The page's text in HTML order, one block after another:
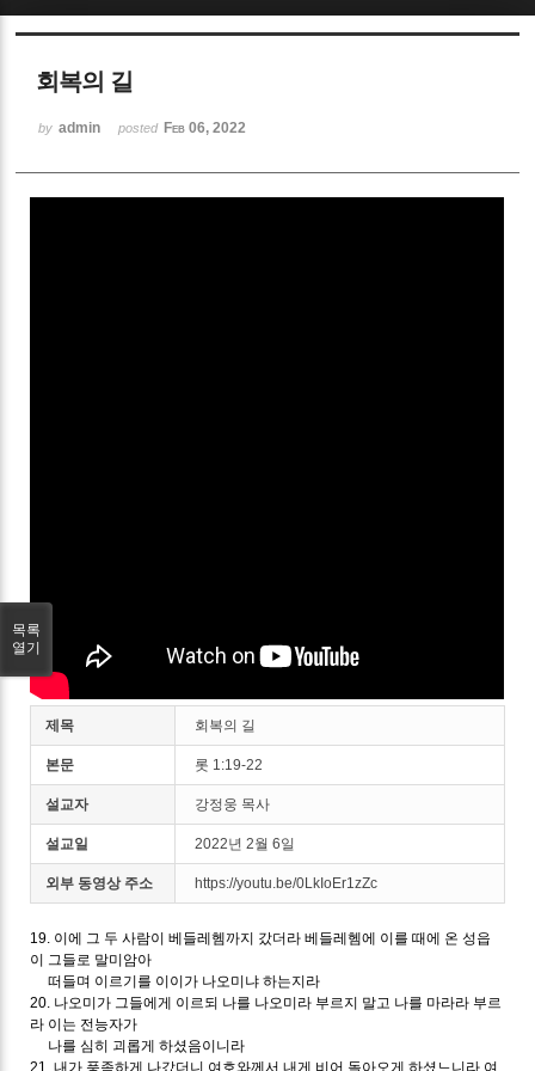
회복의 길
by admin posted Feb 06, 2022
제목 회복의 길
본문 롯 1:19-22
설교자 강정웅 목사
설교일 2022년 2월 6일
외부 동영상 주소 https://youtu.be/0LkIoEr1zZc
19. 이에 그 두 사람이 베들레헴까지 갔더라 베들레헴에 이를 때에 온 성읍
이 그들로 말미암아
떠들며 이르기를 이이가 나오미냐 하는지라
20. 나오미가 그들에게 이르되 나를 나오미라 부르지 말고 나를 마라라 부르
라 이는 전능자가
나를 심히 괴롭게 하셨음이니라
21. 내가 풍족하게 나갔더니 여호와께서 내게 비어 돌아오게 하셨느니라 여
목록
열기
Sketchbook5, 스케치북5